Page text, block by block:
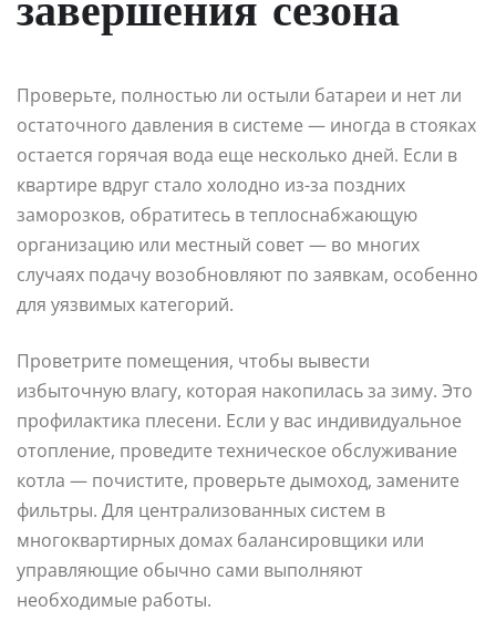
завершения сезона
Проверьте, полностью ли остыли батареи и нет ли
остаточного давления в системе — иногда в стояках
остается горячая вода еще несколько дней. Если в
квартире вдруг стало холодно из-за поздних
заморозков, обратитесь в теплоснабжающую
организацию или местный совет — во многих
случаях подачу возобновляют по заявкам, особенно
для уязвимых категорий.
Проветрите помещения, чтобы вывести
избыточную влагу, которая накопилась за зиму. Это
профилактика плесени. Если у вас индивидуальное
отопление, проведите техническое обслуживание
котла — почистите, проверьте дымоход, замените
фильтры. Для централизованных систем в
многоквартирных домах балансировщики или
управляющие обычно сами выполняют
необходимые работы.